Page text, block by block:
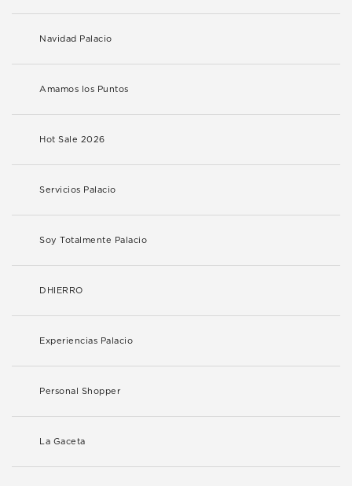
Navidad Palacio
Amamos los Puntos
Hot Sale 2026
Servicios Palacio
Soy Totalmente Palacio
DHIERRO
Experiencias Palacio
Personal Shopper
La Gaceta